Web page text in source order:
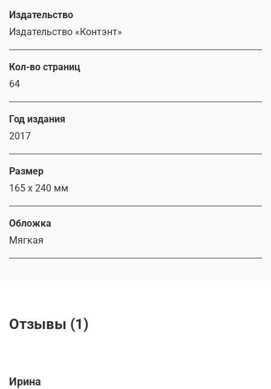
Издательство
Издательство «Контэнт»
Кол-во страниц
64
Год издания
2017
Размер
165 x 240 мм
Обложка
Мягкая
Отзывы (1)
Ирина